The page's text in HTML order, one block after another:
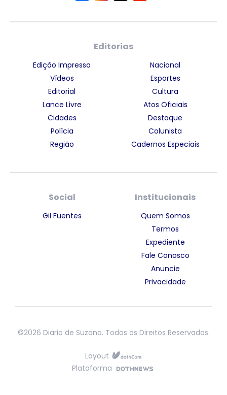
Editorias
Edição Impressa
Vídeos
Editorial
Lance Livre
Cidades
Polícia
Região
Nacional
Esportes
Cultura
Atos Oficiais
Destaque
Colunista
Cadernos Especiais
Social
Gil Fuentes
Institucionais
Quem Somos
Termos
Expediente
Fale Conosco
Anuncie
Privacidade
©2026 Diario de Suzano. Todos os Direitos Reservados.
Layout
Plataforma